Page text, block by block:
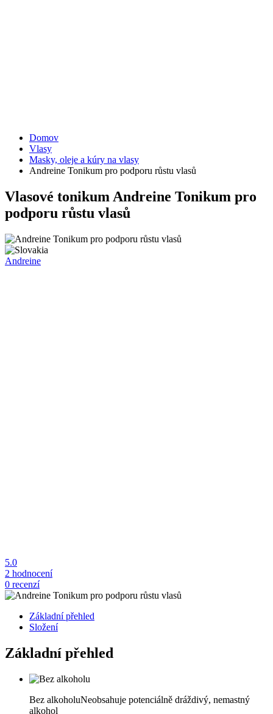
Domov
Vlasy
Masky, oleje a kúry na vlasy
Andreine Tonikum pro podporu růstu vlasů
Vlasové tonikum Andreine Tonikum pro
podporu růstu vlasů
Andreine
5.0
2 hodnocení
0 recenzí
Základní přehled
Složení
Základní přehled
Bez alkoholuNeobsahuje potenciálně dráždivý, nemastný
alkohol